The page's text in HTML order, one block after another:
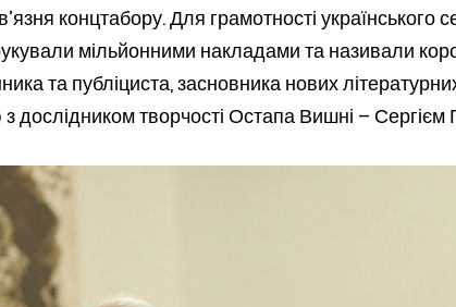
концтабору. Для грамотності українського
мільйонними накладами та називали
та публіциста, засновника нових
з дослідником творчості Остапа Вишні –